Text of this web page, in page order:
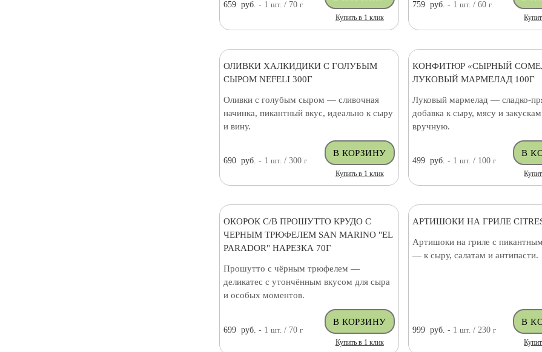
659 руб. - 1 шт./ 70 г
Купить в 1 клик
759 руб. - 1 шт./ 60 г
ОЛИВКИ ХАЛКИДИКИ С ГОЛУБЫМ
СЫРОМ NEFELI 300Г
Оливки с голубым сыром — сливочная
начинка, пикантный вкус, идеально к сыру
и вину.
690 руб. - 1 шт./ 300 г
Купить в 1 клик
КОНФИТЮР «СЫРНЫЙ
ЛУКОВЫЙ МАРМЕЛАД 100Г
Луковый мармелад — сладко-
добавка к сыру, мясу и
вручную.
499 руб. - 1 шт./ 100 г
ОКОРОК С/В ПРОШУТТО КРУДО С
ЧЕРНЫМ ТРЮФЕЛЕМ SAN MARINO "EL
PARADOR" НАРЕЗКА 70Г
Прошутто с чёрным трюфелем —
деликатес с утончённым вкусом для сыра
и особых моментов.
699 руб. - 1 шт. / 70 г
Купить в 1 клик
АРТИШОКИ НА ГРИЛЕ
Артишоки на гриле с
— к сыру, салатам и антипасти.
999 руб. - 1 шт. / 230 г